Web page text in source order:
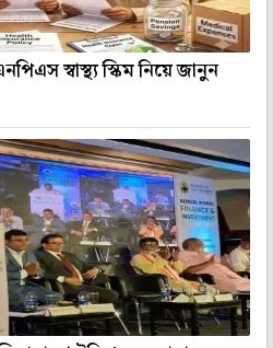
স্বাস্থ্য স্কিম নিয়ে জানুন